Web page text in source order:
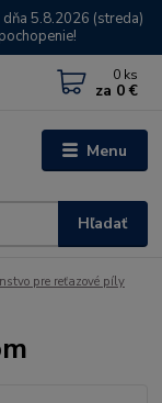
5.8.2026 (streda)
Menu
Hľadať
0 ks
za 0 €
pre reťazové píly